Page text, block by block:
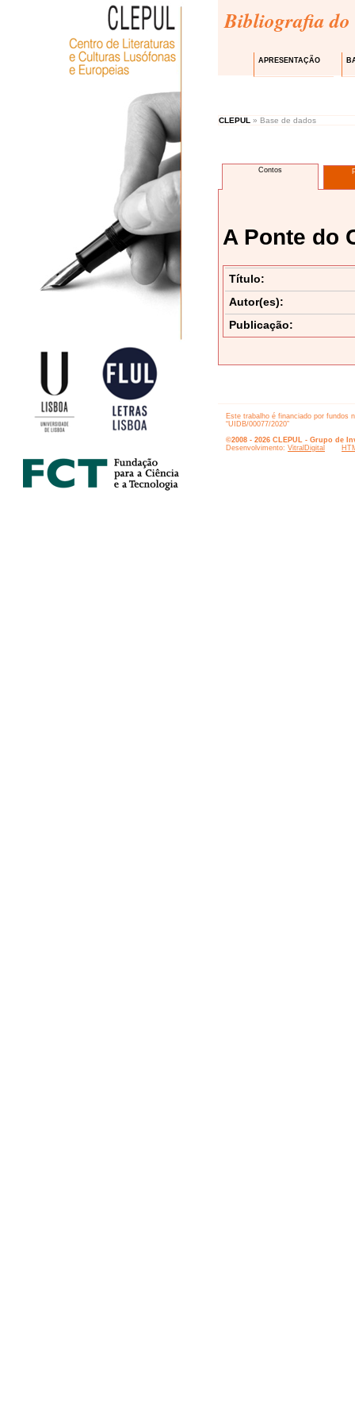
Bibliografia do
APRESENTAÇÃO
CLEPUL » Base de dados
Contos
A Ponte do
Título:
Autor(es):
Publicação:
Este trabalho é financiado por fundos
“UIDB/00077/2020”
©2008 - 2026 CLEPUL - Grupo de
Desenvolvimento: VitralDigital